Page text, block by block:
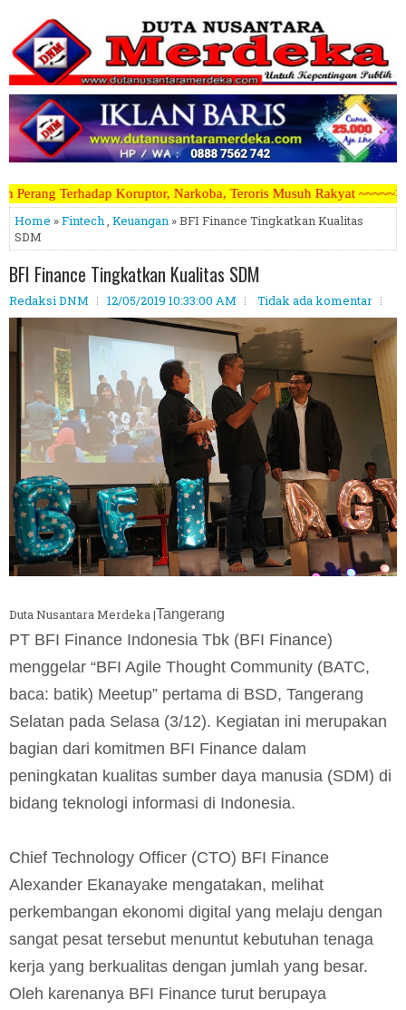
Narkoba, Teroris Musuh Rakyat ~~~~~>>>>> Kami Menerima
Home »Fintech, Keuangan » BFI Finance Tingkatkan Kualitas
SDM
BFI Finance Tingkatkan Kualitas SDM
Redaksi DNM 12/05/2019 10:33:00 AM Tidak ada komentar
Duta Nusantara Merdeka |Tangerang
PT BFI Finance Indonesia Tbk (BFI Finance)
menggelar “BFI Agile Thought Community (BATC,
baca: batik) Meetup” pertama di BSD, Tangerang
Selatan pada Selasa (3/12). Kegiatan ini merupakan
bagian dari komitmen BFI Finance dalam
peningkatan kualitas sumber daya manusia (SDM) di
bidang teknologi informasi di Indonesia.
Chief Technology Officer (CTO) BFI Finance
Alexander Ekanayake mengatakan, melihat
perkembangan ekonomi digital yang melaju dengan
sangat pesat tersebut menuntut kebutuhan tenaga
kerja yang berkualitas dengan jumlah yang besar.
Oleh karenanya BFI Finance turut berupaya